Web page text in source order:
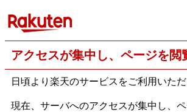
アクセスが集中し、ページを
日頃より楽天のサービスをご利用いた
現在、サーバへのアクセスが集中し、